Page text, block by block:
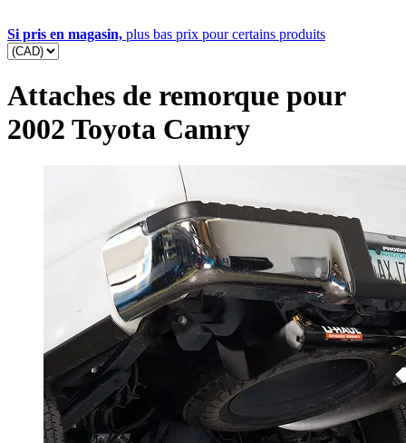
Si pris en magasin, plus bas prix pour certains produits
Attaches de remorque pour
2002 Toyota Camry